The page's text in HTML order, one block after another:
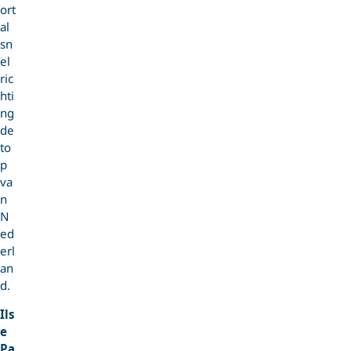
ort
al
sn
el
ric
hti
ng
de
to
p
va
n
N
ed
erl
an
d.
Ils
e